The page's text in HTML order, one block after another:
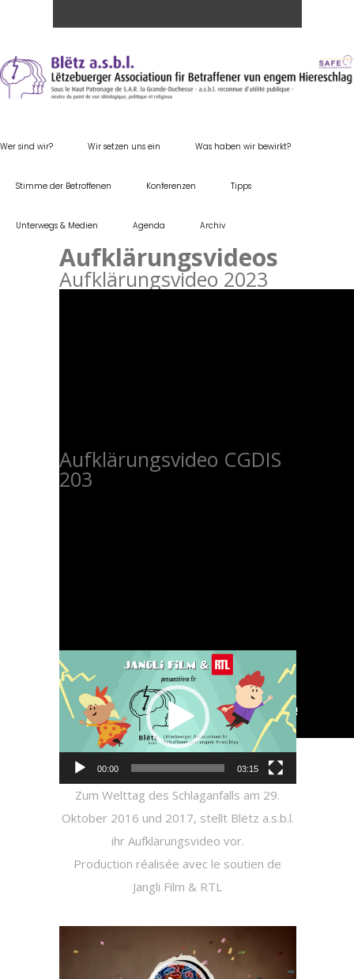
Wer sind wir? Wir setzen uns ein Was haben wir bewirkt?
Stimme der Betroffenen Konferenzen Tipps
Unterwegs & Medien Agenda Archiv
Aufklärungsvideos
Aufklärungsvideo 2023
Aufklärungsvideo CGDIS
203
Video-
Player
00:00 03:15
Zum Welttag des Schlaganfalls am 29.
Oktober 2016 und 2017, stellt Blëtz a.s.b.l.
ihr Aufklärungsvideo vor.
Production réalisée avec le soutien de
Jangli Film & RTL
Player